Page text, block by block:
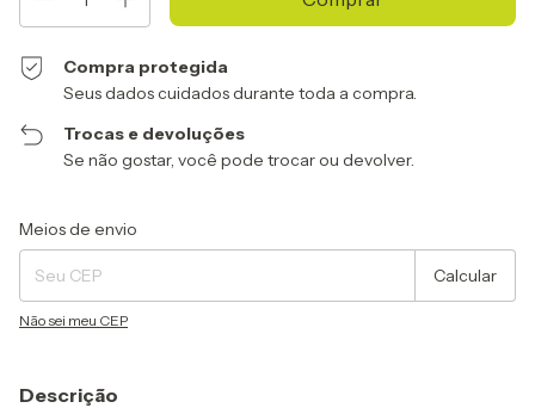
Compra protegida
Seus dados cuidados durante toda a compra.
Trocas e devoluções
Se não gostar, você pode trocar ou devolver.
Entregas para o CEP:
Meios de envio
Calcular
Não sei meu CEP
Descrição